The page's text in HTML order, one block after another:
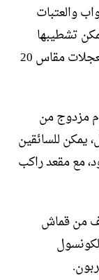
والعتبات
تشطيبها
باللون الأحمر أو الأزرق، كما هو الحال مع العجلات مقاس 20
مزدوج من
يمكن للسائقين
مع مقعد راكب
من قماش